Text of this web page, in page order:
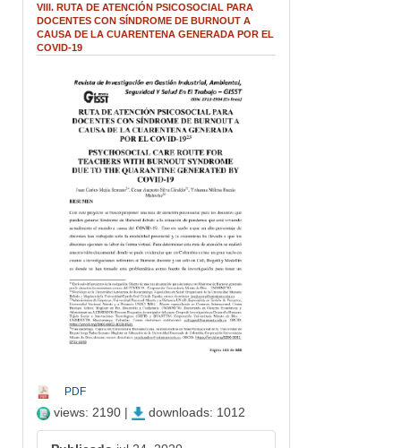
VIII. RUTA DE ATENCIÓN PSICOSOCIAL PARA
DOCENTES CON SÍNDROME DE BURNOUT A
CAUSA DE LA CUARENTENA GENERADA POR EL
COVID-19
PDF
views: 2190 | downloads: 1012